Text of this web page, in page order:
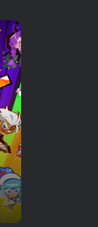
Este é o
até
foi escrito, a
sementes: